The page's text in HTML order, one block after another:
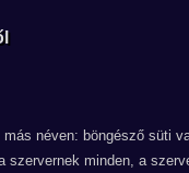
néven: böngésző süti
szervernek minden, a